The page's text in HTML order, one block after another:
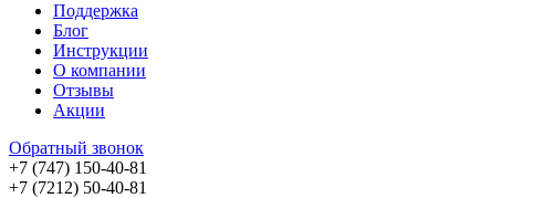
Поддержка
Блог
Инструкции
О компании
Отзывы
Акции
Обратный звонок
+7 (747) 150-40-81
+7 (7212) 50-40-81